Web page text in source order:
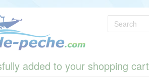
added to your shopping cart